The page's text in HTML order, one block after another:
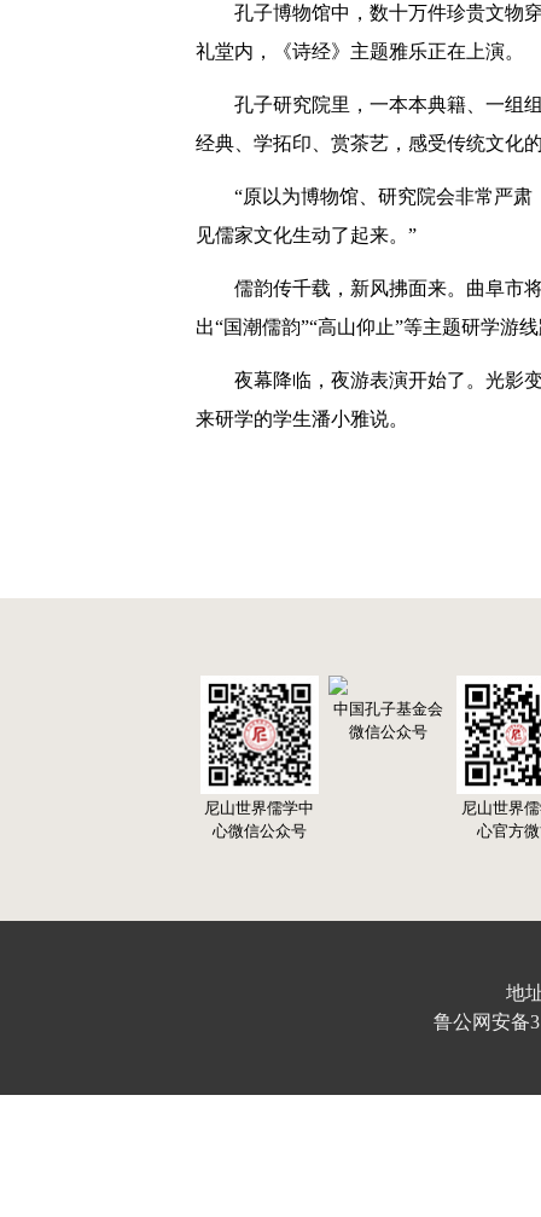
孔子博物馆中，数十万件珍贵文物
礼堂内，《诗经》主题雅乐正在上演。
孔子研究院里，一本本典籍、一组
经典、学拓印、赏茶艺，感受传统文化
“原以为博物馆、研究院会非常严肃
见儒家文化生动了起来。”
儒韵传千载，新风拂面来。曲阜市
出“国潮儒韵”“高山仰止”等主题研学游
夜幕降临，夜游表演开始了。光影
来研学的学生潘小雅说。
尼山世界儒学中
心微信公众号
中国孔子基金会
微信公众号
尼山世界
心官方
地
鲁公网安备